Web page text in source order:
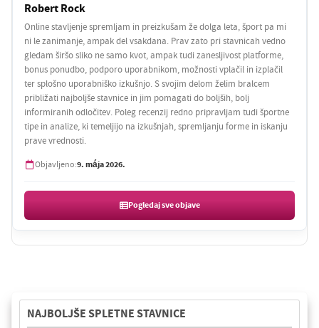
Robert Rock
Online stavljenje spremljam in preizkušam že dolga leta, šport pa mi
ni le zanimanje, ampak del vsakdana. Prav zato pri stavnicah vedno
gledam širšo sliko ne samo kvot, ampak tudi zanesljivost platforme,
bonus ponudbo, podporo uporabnikom, možnosti vplačil in izplačil
ter splošno uporabniško izkušnjo. S svojim delom želim bralcem
približati najboljše stavnice in jim pomagati do boljših, bolj
informiranih odločitev. Poleg recenzij redno pripravljam tudi športne
tipe in analize, ki temeljijo na izkušnjah, spremljanju forme in iskanju
prave vrednosti.
Objavljeno:9. mája 2026.
Pogledaj sve objave
NAJBOLJŠE SPLETNE STAVNICE